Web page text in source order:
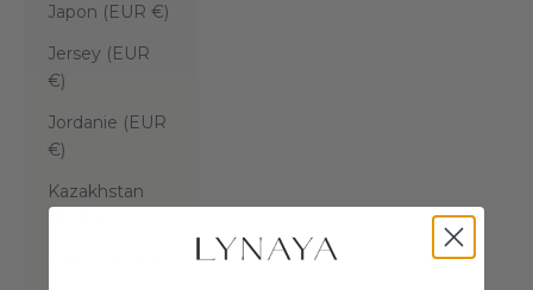
Japon (EUR €)
Jersey (EUR
€)
Jordanie (EUR
€)
Kazakhstan